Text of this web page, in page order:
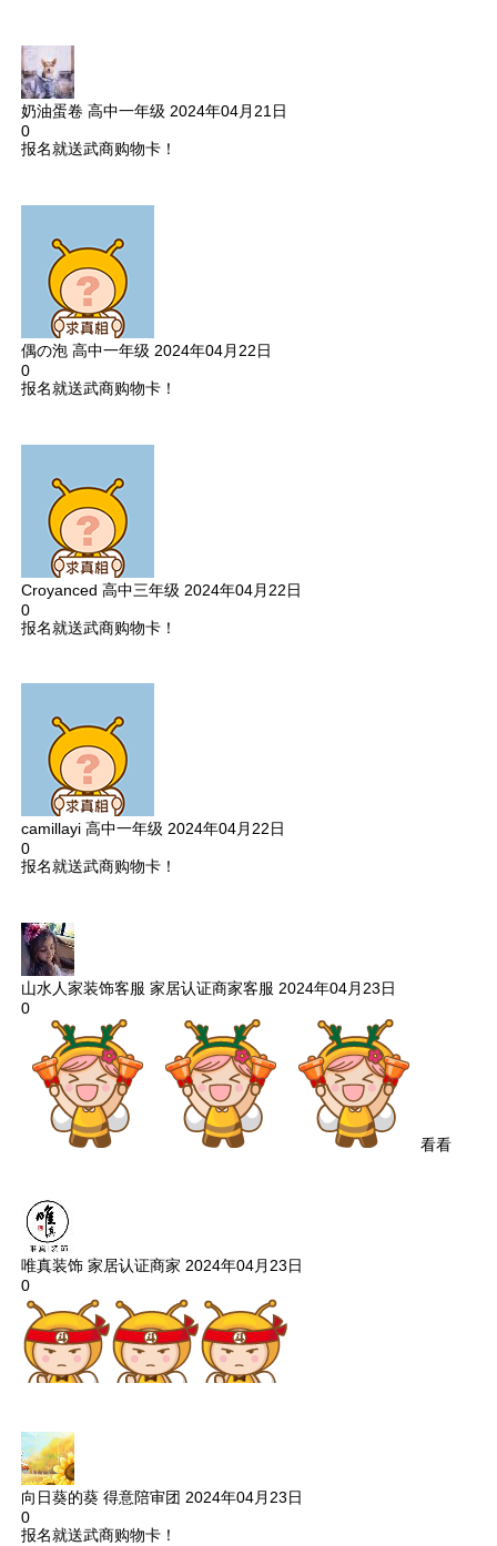
奶油蛋卷 高中一年级 2024年04月21日
0
报名就送武商购物卡！
偶の泡 高中一年级 2024年04月22日
0
报名就送武商购物卡！
Croyanced 高中三年级 2024年04月22日
0
报名就送武商购物卡！
camillayi 高中一年级 2024年04月22日
0
报名就送武商购物卡！
山水人家装饰客服 家居认证商家客服 2024年04月23日
0
看看
唯真装饰 家居认证商家 2024年04月23日
0
向日葵的葵 得意陪审团 2024年04月23日
0
报名就送武商购物卡！